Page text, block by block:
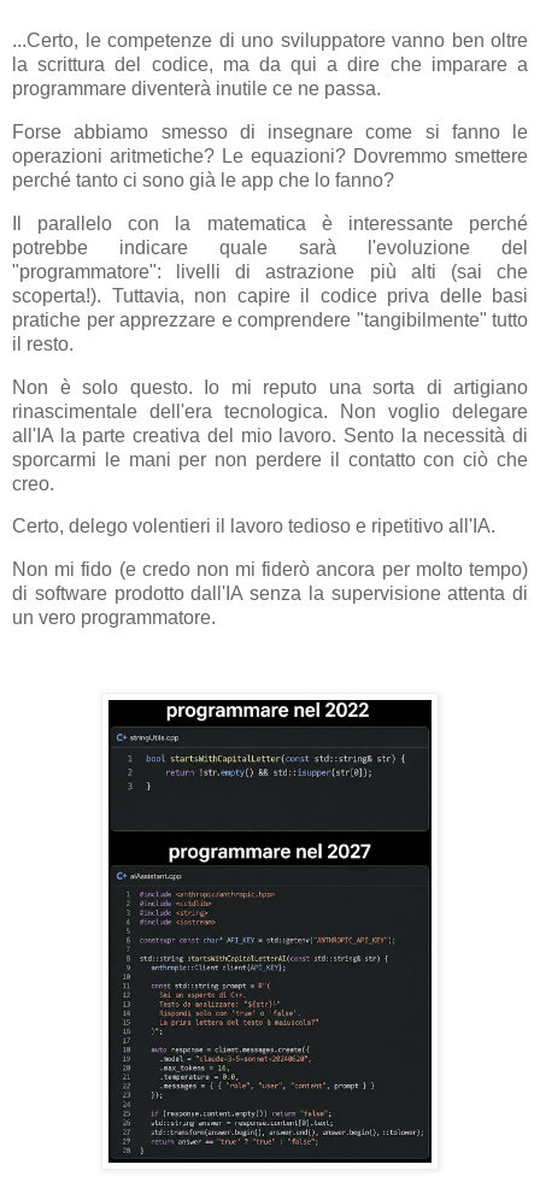
...Certo, le competenze di uno sviluppatore vanno ben oltre
la scrittura del codice, ma da qui a dire che imparare a
programmare diventerà inutile ce ne passa.
Forse abbiamo smesso di insegnare come si fanno le
operazioni aritmetiche? Le equazioni? Dovremmo smettere
perché tanto ci sono già le app che lo fanno?
Il parallelo con la matematica è interessante perché
potrebbe indicare quale sarà l'evoluzione del
"programmatore": livelli di astrazione più alti (sai che
scoperta!). Tuttavia, non capire il codice priva delle basi
pratiche per apprezzare e comprendere "tangibilmente" tutto
il resto.
Non è solo questo. Io mi reputo una sorta di artigiano
rinascimentale dell'era tecnologica. Non voglio delegare
all'IA la parte creativa del mio lavoro. Sento la necessità di
sporcarmi le mani per non perdere il contatto con ciò che
creo.
Certo, delego volentieri il lavoro tedioso e ripetitivo all'IA.
Non mi fido (e credo non mi fiderò ancora per molto tempo)
di software prodotto dall'IA senza la supervisione attenta di
un vero programmatore.